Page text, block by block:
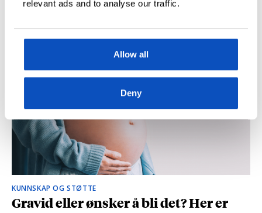
relevant ads and to analyse our traffic.
Allow all
Deny
og spionasje ble helt uinteressant i
KUNNSKAP OG STØTTE
Gravid eller ønsker å bli det? Her er